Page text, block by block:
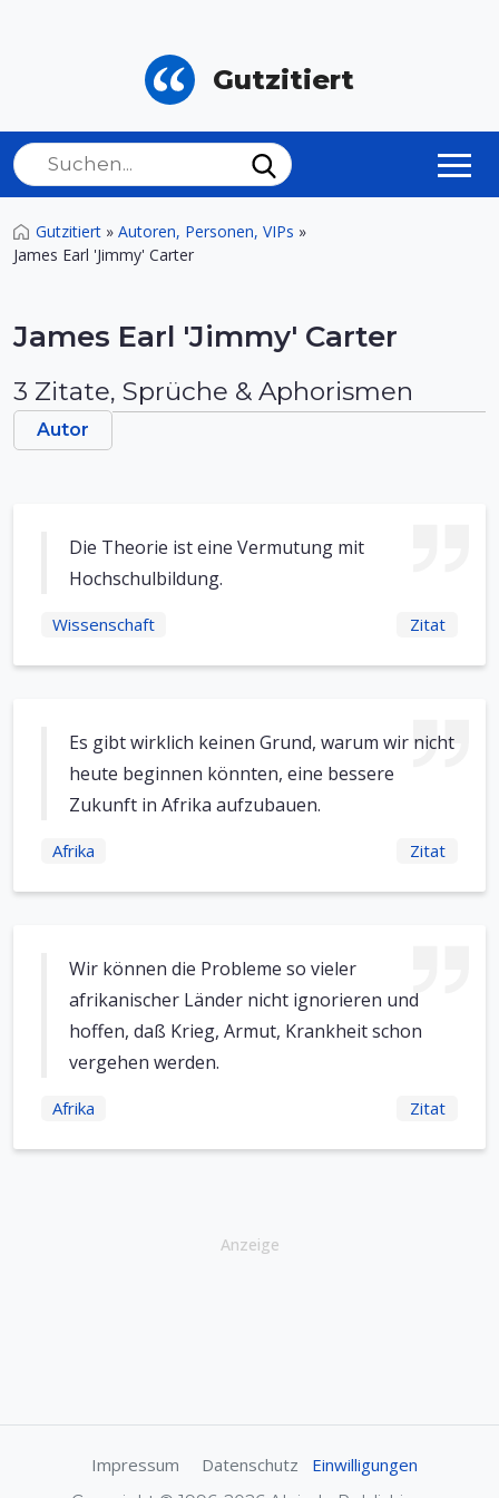
Gutzitiert
Gutzitiert » Autoren, Personen, VIPs »
James Earl 'Jimmy' Carter
James Earl 'Jimmy' Carter
3 Zitate, Sprüche & Aphorismen
Autor
Die Theorie ist eine Vermutung mit
Hochschulbildung.
Wissenschaft Zitat
Es gibt wirklich keinen Grund, warum wir nicht
heute beginnen könnten, eine bessere
Zukunft in Afrika aufzubauen.
Afrika Zitat
Wir können die Probleme so vieler
afrikanischer Länder nicht ignorieren und
hoffen, daß Krieg, Armut, Krankheit schon
vergehen werden.
Afrika Zitat
Anzeige
Impressum Datenschutz Einwilligungen